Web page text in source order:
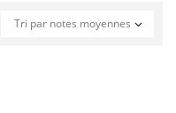
Tri par notes moyennes